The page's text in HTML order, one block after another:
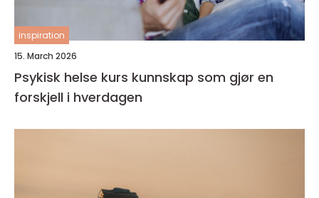
inspiration
15. March 2026
Psykisk helse kurs kunnskap som gjør en
forskjell i hverdagen